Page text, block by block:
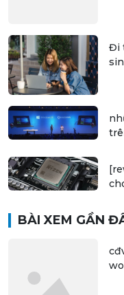
Đi
BÀI XEM GẦN